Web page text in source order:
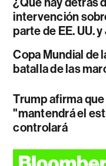
intervención
parte de EE. UU.
Copa Mundial de
batalla de las
Trump afirma que
"mantendrá el
controlará